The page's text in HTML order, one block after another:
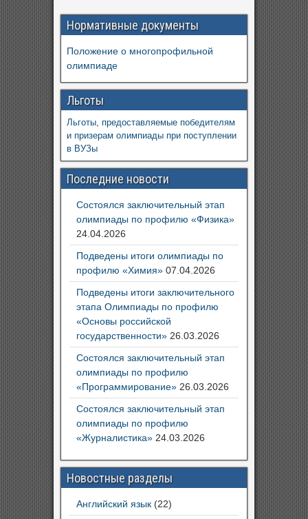
Нормативные документы
Положение о многопрофильной
олимпиаде
Льготы
Льготы, предоставляемые победителям
и призерам олимпиады при поступлении
в ВУЗы
Последние новости
Состоялся заключительный этап
олимпиады по профилю «Физика»
24.04.2026
Подведены итоги олимпиады по
профилю «Химия» 07.04.2026
Подведены итоги заключительного
этапа Олимпиады по профилю
«Основы российской
государственности» 26.03.2026
Состоялся заключительный этап
олимпиады по профилю
«Программирование» 26.03.2026
Состоялся заключительный этап
олимпиады по профилю
«Журналистика» 24.03.2026
Новостные разделы
Английский язык (22)